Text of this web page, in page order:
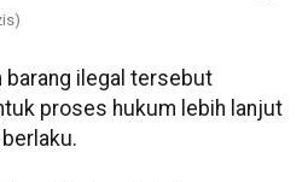
barang ilegal tersebut
proses hukum lebih lanjut